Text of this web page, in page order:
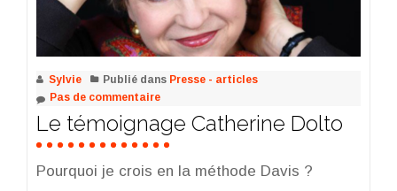
Sylvie Publié dans Presse - articles
Pas de commentaire
Le témoignage Catherine Dolto
Pourquoi je crois en la méthode Davis ?